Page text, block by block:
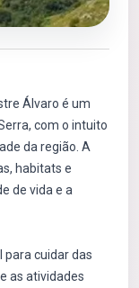
Álvaro é um
com o intuito
da região. A
habitats e
de vida e a
cuidar das
as atividades